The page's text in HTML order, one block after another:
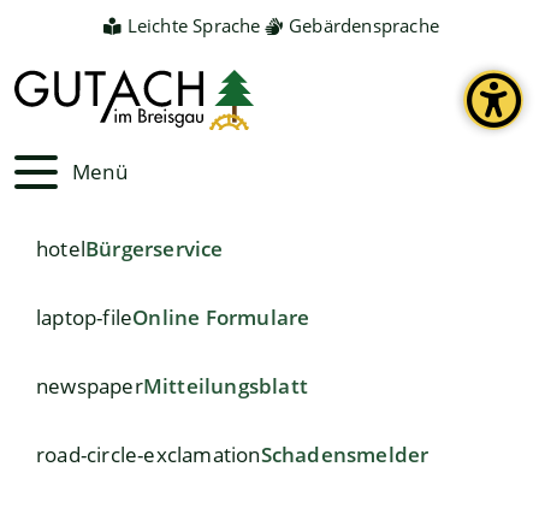
Leichte Sprache Gebärdensprache
Menü
hotelBürgerservice
laptop-fileOnline Formulare
newspaperMitteilungsblatt
road-circle-exclamationSchadensmelder